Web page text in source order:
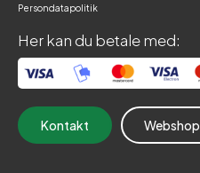
Persondatapolitik
Her kan du betale med:
Kontakt Webshop